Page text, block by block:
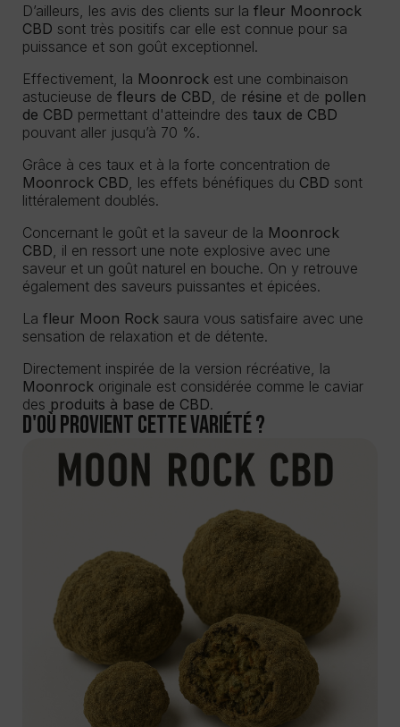
D’ailleurs, les avis des clients sur la fleur Moonrock
CBD sont très positifs car elle est connue pour sa
puissance et son goût exceptionnel.
Effectivement, la Moonrock est une combinaison
astucieuse de fleurs de CBD , de résine et de pollen
de CBD permettant d'atteindre des taux de CBD
pouvant aller jusqu’à 70 %.
Grâce à ces taux et à la forte concentration de
Moonrock CBD , les effets bénéfiques du CBD sont
littéralement doublés.
Concernant le goût et la saveur de la Moonrock
CBD , il en ressort une note explosive avec une
saveur et un goût naturel en bouche. On y retrouve
également des saveurs puissantes et épicées.
La fleur Moon Rock saura vous satisfaire avec une
sensation de relaxation et de détente.
Directement inspirée de la version récréative, la
Moonrock originale est considérée comme le caviar
des produits à base de CBD.
D'où provient cette variété ?